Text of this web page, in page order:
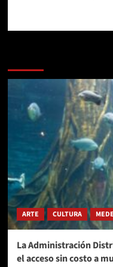
ARTE CULTURA
La Administración
el acceso sin costo a